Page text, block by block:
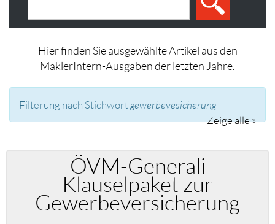
Hier finden Sie ausgewählte Artikel aus den
MaklerIntern-Ausgaben der letzten Jahre.
Filterung nach Stichwortgewerbevesicherung
Zeige alle »
ÖVM-Generali
Klauselpaket zur
Gewerbeversicherung